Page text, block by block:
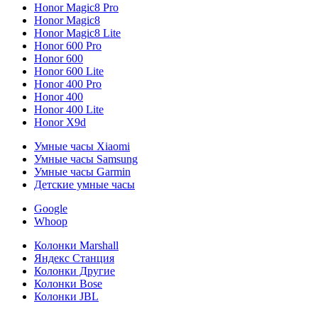
Honor Magic8 Pro
Honor Magic8
Honor Magic8 Lite
Honor 600 Pro
Honor 600
Honor 600 Lite
Honor 400 Pro
Honor 400
Honor 400 Lite
Honor X9d
Умные часы Xiaomi
Умные часы Samsung
Умные часы Garmin
Детские умные часы
Google
Whoop
Колонки Marshall
Яндекс Станция
Колонки Другие
Колонки Bose
Колонки JBL